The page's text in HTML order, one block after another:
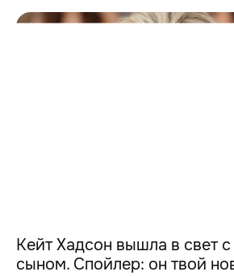
Кейт Хадсон вышла в свет
сыном. Спойлер: он твой